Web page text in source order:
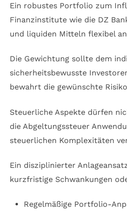
Ein robustes Portfolio zum
Finanzinstitute wie die DZ
und liquiden Mitteln flexibel
Die Gewichtung sollte dem
sicherheitsbewusste
bewahrt die gewünschte
Steuerliche Aspekte dürfen
die Abgeltungssteuer
steuerlichen Komplexitäten
Ein disziplinierter
kurzfristige Schwankungen
Regelmäßige Portfolio-